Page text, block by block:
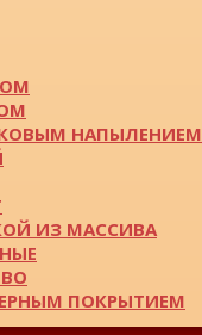
НАПЫЛЕНИЕМ
ИЗ МАССИВА
ПОКРЫТИЕМ